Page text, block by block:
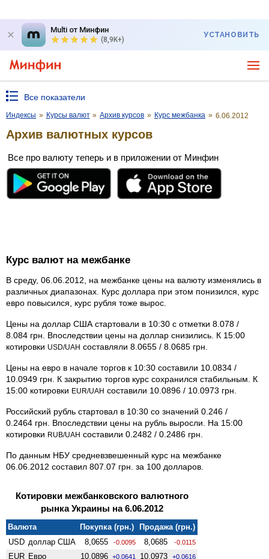
Multi от Минфин
(8,9K+)
УСТАНОВИТЬ
Все показатели
Индексы » Курсы валют » Архив курсов » Курс межбанка » 6.06.2012
Архив валютных курсов
Все про валюту теперь и в приложении от Минфин
Курс валют на межбанке
В среду, 06.06.2012, на межбанке цены на валюту изменялись в
различных диапазонах. Курс доллара при этом понизился, курс
евро повысился, курс рубля тоже вырос.
Цены на доллар США стартовали в 10:30 с отметки 8.078 /
8.084 грн. Впоследствии цены на доллар снизились. К 15:00
котировки USD/UAH составляли 8.0655 / 8.0685 грн.
Цены на евро в начале торгов к 10:30 составили 10.0834 /
10.0949 грн. К закрытию торгов курс сохранился стабильным. К
15:00 котировки EUR/UAH составили 10.0896 / 10.0973 грн.
Российский рубль стартовал в 10:30 со значений 0.246 /
0.2464 грн. Впоследствии цены на рубль выросли. На 15:00
котировки RUB/UAH составили 0.2482 / 0.2486 грн.
По данным НБУ средневзвешенный курс на межбанке
06.06.2012 составил 807.07 грн. за 100 долларов.
Котировки межбанковского валютного
рынка Украины на 6.06.2012
Валюта Покупка (грн.)
Продажа (грн.)
USD доллар США 8,0655 -0.0095 8,0685 -0.0115
EUR Евро 10,0896 +0.0641 10,0973 +0.0616